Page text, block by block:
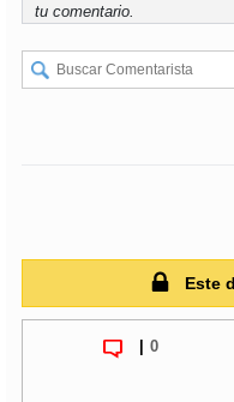
tu comentario.
Este
0